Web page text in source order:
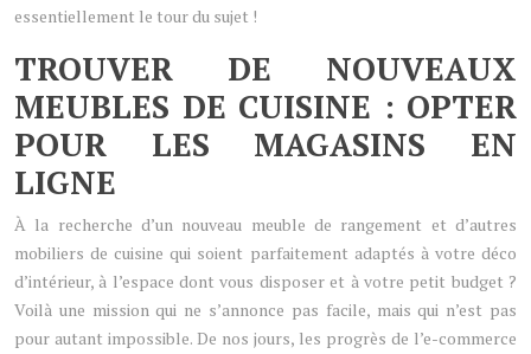
essentiellement le tour du sujet !
TROUVER DE NOUVEAUX
MEUBLES DE CUISINE : OPTER
POUR LES MAGASINS EN
LIGNE
À la recherche d’un nouveau meuble de rangement et d’autres
mobiliers de cuisine qui soient parfaitement adaptés à votre déco
d’intérieur, à l’espace dont vous disposer et à votre petit budget ?
Voilà une mission qui ne s’annonce pas facile, mais qui n’est pas
pour autant impossible. De nos jours, les progrès de l’e-commerce